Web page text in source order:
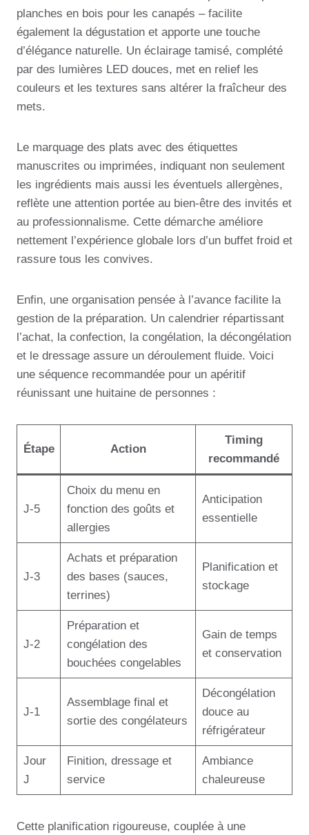
planches en bois pour les canapés – facilite
également la dégustation et apporte une touche
d’élégance naturelle. Un éclairage tamisé, complété
par des lumières LED douces, met en relief les
couleurs et les textures sans altérer la fraîcheur des
mets.
Le marquage des plats avec des étiquettes
manuscrites ou imprimées, indiquant non seulement
les ingrédients mais aussi les éventuels allergènes,
reflète une attention portée au bien-être des invités et
au professionnalisme. Cette démarche améliore
nettement l’expérience globale lors d’un buffet froid et
rassure tous les convives.
Enfin, une organisation pensée à l’avance facilite la
gestion de la préparation. Un calendrier répartissant
l’achat, la confection, la congélation, la décongélation
et le dressage assure un déroulement fluide. Voici
une séquence recommandée pour un apéritif
réunissant une huitaine de personnes :
Étape Action
Timing
recommandé
J-5
Choix du menu en
fonction des goûts et
allergies
Anticipation
essentielle
J-3
Achats et préparation
des bases (sauces,
terrines)
Planification et
stockage
J-2
Préparation et
congélation des
bouchées congelables
Gain de temps
et conservation
J-1
Assemblage final et
sortie des congélateurs
Décongélation
douce au
réfrigérateur
Jour
J
Finition, dressage et
service
Ambiance
chaleureuse
Cette planification rigoureuse, couplée à une